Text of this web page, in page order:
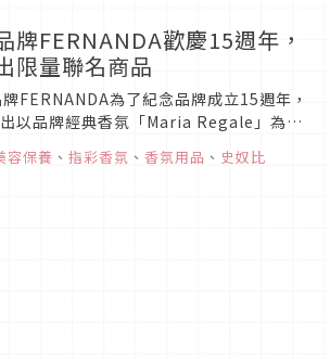
牌FERNANDA歡慶15週年，
限量聯名商品
FERNANDA為了紀念品牌成立15週年，
以品牌經典香氛「Maria Regale」為基
容保養 、 指彩香氛 、 香氛用品 、 史奴比